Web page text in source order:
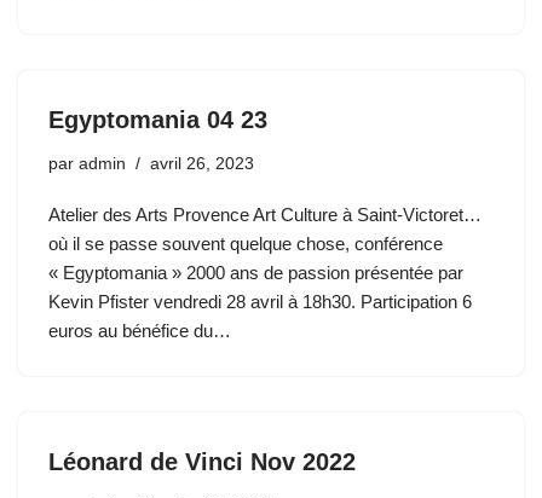
Egyptomania 04 23
par admin avril 26, 2023
Atelier des Arts Provence Art Culture à Saint-Victoret…
où il se passe souvent quelque chose, conférence
« Egyptomania » 2000 ans de passion présentée par
Kevin Pfister vendredi 28 avril à 18h30. Participation 6
euros au bénéfice du…
Léonard de Vinci Nov 2022